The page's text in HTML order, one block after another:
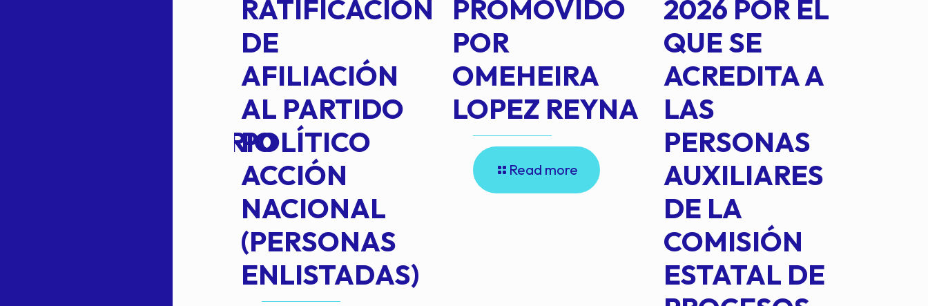
EXTRAORDINARIO
RATIFICACIÓN
DE
AFILIACIÓN
AL PARTIDO
POLÍTICO
ACCIÓN
NACIONAL
(PERSONAS
ENLISTADAS)
PROMOVIDO
POR
OMEHEIRA
LOPEZ REYNA
Read more
2026 POR EL
QUE SE
ACREDITA A
LAS
PERSONAS
AUXILIARES
DE LA
COMISIÓN
ESTATAL DE